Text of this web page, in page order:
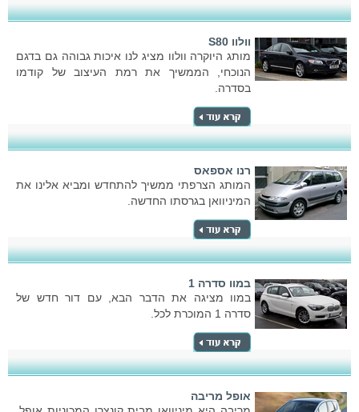
וולוו S80
מותג היוקרה וולוו מציג לנו איכות גבוהה גם בדגם
הנוכחי, הממשיך את רמת העיצוב של קודמו
בסדרה.
רנו אספאס
המותג הצרפתי ממשיך להתחדש ומביא אלינו את
המיניוואן בגרסתו החדשה.
במוו סדרה 1
במוו מציגה את הדבר הבא, עם דור חדש של
סדרה 1 המוכרת לכל.
אופל מריבה